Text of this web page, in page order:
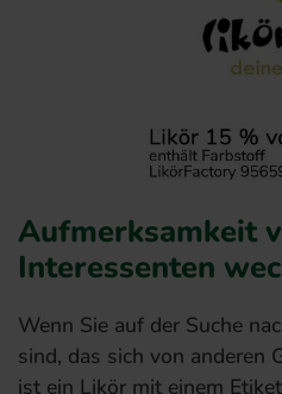
Aufmerksamkeit
Interessenten
Wenn Sie auf der Suche
sind, das sich von anderen
ist ein Likör mit einem